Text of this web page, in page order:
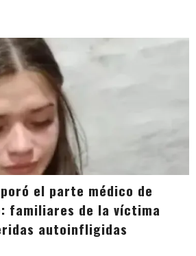
el parte médico de
familiares de la víctima
autoinfligidas